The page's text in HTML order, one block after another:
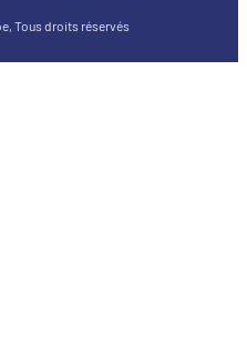
Tous droits réservés